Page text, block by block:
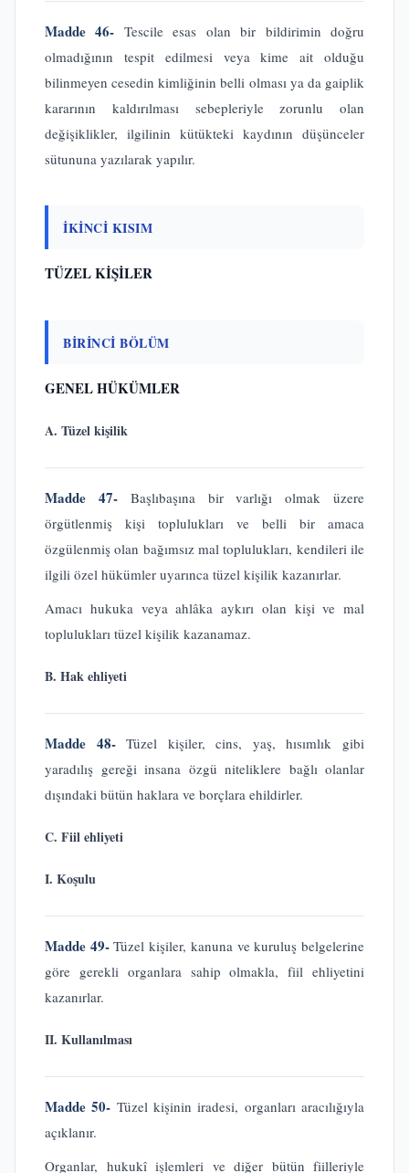
Madde 46- Tescile esas olan bir bildirimin doğru
olmadığının tespit edilmesi veya kime ait olduğu
bilinmeyen cesedin kimliğinin belli olması ya da gaiplik
kararının kaldırılması sebepleriyle zorunlu olan
değişiklikler, ilgilinin kütükteki kaydının düşünceler
sütununa yazılarak yapılır.
İKİNCİ KISIM
TÜZEL KİŞİLER
BİRİNCİ BÖLÜM
GENEL HÜKÜMLER
A. Tüzel kişilik
Madde 47-Başlıbaşına bir varlığı olmak üzere
örgütlenmiş kişi toplulukları ve belli bir amaca
özgülenmiş olan bağımsız mal toplulukları, kendileri ile
ilgili özel hükümler uyarınca tüzel kişilik kazanırlar.
Amacı hukuka veya ahlâka aykırı olan kişi ve mal
toplulukları tüzel kişilik kazanamaz.
B. Hak ehliyeti
Madde 48-Tüzel kişiler, cins, yaş, hısımlık gibi
yaradılış gereği insana özgü niteliklere bağlı olanlar
dışındaki bütün haklara ve borçlara ehildirler.
C. Fiil ehliyeti
I. Koşulu
Madde 49-Tüzel kişiler, kanuna ve kuruluş belgelerine
göre gerekli organlara sahip olmakla, fiil ehliyetini
kazanırlar.
II. Kullanılması
Madde 50- Tüzel kişinin iradesi, organları aracılığıyla
açıklanır.
Organlar, hukukî işlemleri ve diğer bütün fiilleriyle